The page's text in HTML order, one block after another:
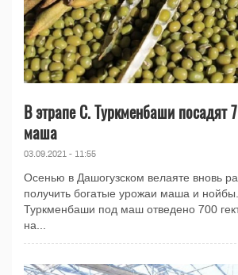
В этрапе С. Туркменбаши посадят
маша
03.09.2021 - 11:55
Осенью в Дашогузском велаяте вновь
получить богатые урожаи маша и
Туркменбаши под маш отведено 700
на...